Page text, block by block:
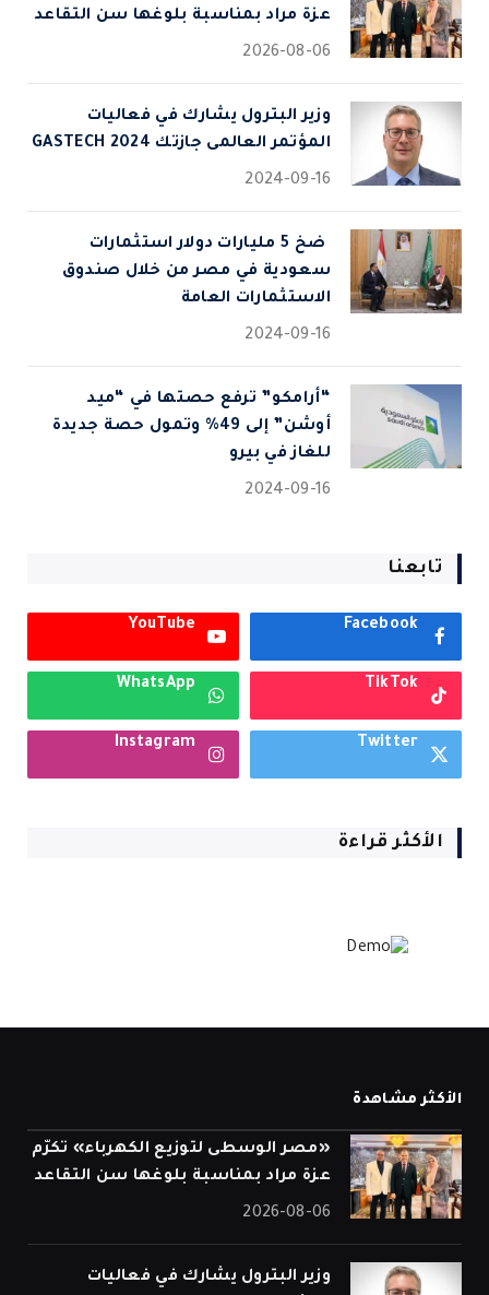
عزة مراد بمناسبة بلوغها سن التقاعد
2026-08-06
وزير البترول يشارك في فعاليات
المؤتمر العالمى جازتك 2024 GASTECH
2024-09-16
⁠ ضخ 5 مليارات دولار استثمارات
سعودية في مصر من خلال صندوق
الاستثمارات العامة
2024-09-16
“أرامكو” ترفع حصتها في “ميد
أوشن” إلى 49% وتمول حصة جديدة
للغاز في بيرو
2024-09-16
تابعنا
Facebook
YouTube
TikTok
WhatsApp
Twitter
Instagram
الأكثر قراءة
الأكثر مشاهدة
«مصر الوسطى لتوزيع الكهرباء» تكرّم
عزة مراد بمناسبة بلوغها سن التقاعد
2026-08-06
وزير البترول يشارك في فعاليات